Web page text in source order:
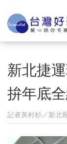
新北捷
拚年底
記者黃村杉／新北